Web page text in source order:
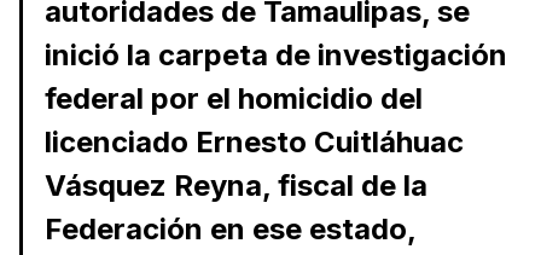
autoridades de Tamaulipas, se
inició la carpeta de investigación
federal por el homicidio del
licenciado Ernesto Cuitláhuac
Vásquez Reyna, fiscal de la
Federación en ese estado,